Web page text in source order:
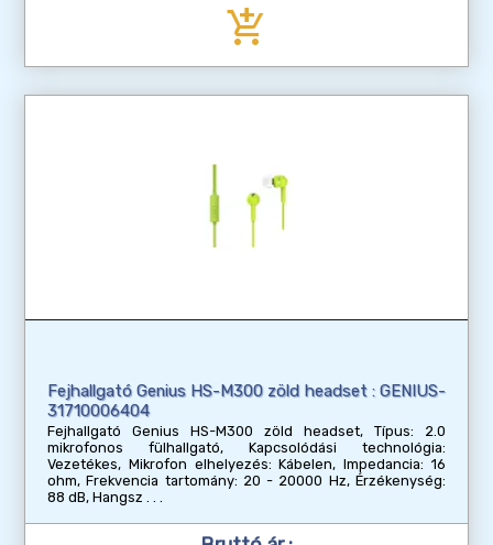
add_shopping_cart
Fejhallgató Genius HS-M300 zöld headset : GENIUS-
31710006404
Fejhallgató Genius HS-M300 zöld headset, Típus: 2.0
mikrofonos fülhallgató, Kapcsolódási technológia:
Vezetékes, Mikrofon elhelyezés: Kábelen, Impedancia: 16
ohm, Frekvencia tartomány: 20 - 20000 Hz, Érzékenység:
88 dB, Hangsz